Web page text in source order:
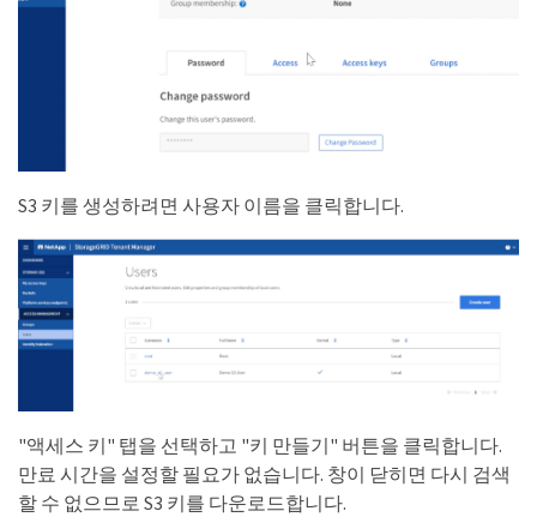
S3 키를 생성하려면 사용자 이름을 클릭합니다.
"액세스 키" 탭을 선택하고 "키 만들기" 버튼을 클릭합니다.
만료 시간을 설정할 필요가 없습니다. 창이 닫히면 다시 검색
할 수 없으므로 S3 키를 다운로드합니다.